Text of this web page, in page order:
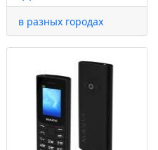
в разных городах